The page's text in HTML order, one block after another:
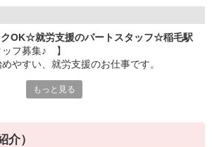
OK☆就労支援のパートスタッフ☆稲毛駅
フ募集♪ 】
やすい、就労支援のお仕事です。
軽作業のサポート
もっと見る
介）